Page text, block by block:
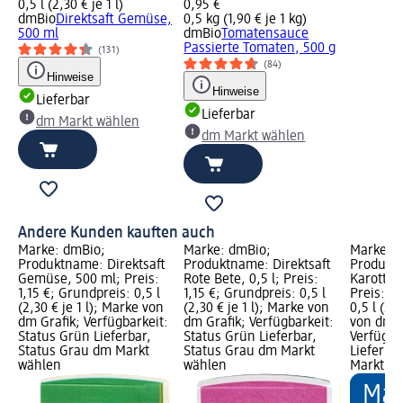
0,5 l (2,30 € je 1 l)
dmBioDirektsaft Gemüse,
500 ml
(131)
Hinweise
Lieferbar
dm Markt wählen
0,95 €
0,5 kg (1,90 € je 1 kg)
dmBio Tomatensauce
Passierte Tomaten, 500 g
(84)
Hinweise
Lieferbar
dm Markt wählen
Andere Kunden kauften auch
Marke: dmBio;
Produktname: Direktsaft
Gemüse, 500 ml; Preis:
1,15 €; Grundpreis: 0,5 l
(2,30 € je 1 l); Marke von
dm Grafik; Verfügbarkeit:
Status Grün Lieferbar,
Status Grau dm Markt
wählen
Marke: dmBio;
Produktname: Direktsaft
Rote Bete, 0,5 l; Preis:
1,15 €; Grundpreis: 0,5 l
(2,30 € je 1 l); Marke von
dm Grafik; Verfügbarkeit:
Status Grün Lieferbar,
Status Grau dm Markt
wählen
Marke:
Preis:
0,5 l
von dm
Markt